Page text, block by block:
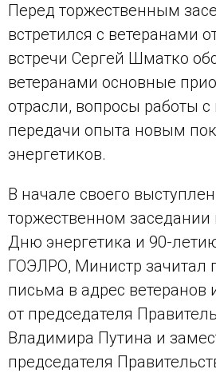
Перед торжественным
встретился с ветеранами
встречи Сергей Шматко
ветеранами основные
отрасли, вопросы работы
передачи опыта новым
энергетиков.
В начале своего
торжественном
Дню энергетика и 90-
ГОЭЛРО, Министр зачитал
письма в адрес ветеранов
от председателя
Владимира Путина и
председателя